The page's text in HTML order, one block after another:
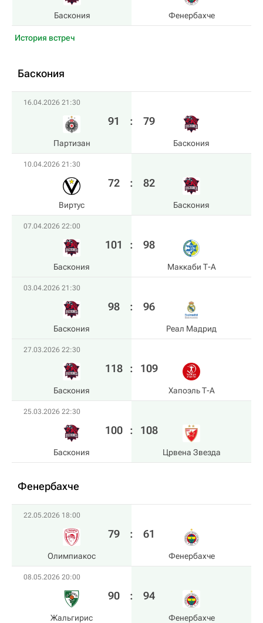
Баскония Фенербахче
История встреч
Баскония
16.04.2026 21:30
Партизан
91 : 79
Баскония
10.04.2026 21:30
Виртус
72 : 82
Баскония
07.04.2026 22:00
Баскония
101 : 98
Маккаби Т-А
03.04.2026 21:30
Баскония
98 : 96
Реал Мадрид
27.03.2026 22:30
Баскония
118 : 109
Хапоэль Т-А
25.03.2026 22:30
Баскония
100 : 108
Црвена Звезда
Фенербахче
22.05.2026 18:00
Олимпиакос
79 : 61
Фенербахче
08.05.2026 20:00
Жальгирис
90 : 94
Фенербахче